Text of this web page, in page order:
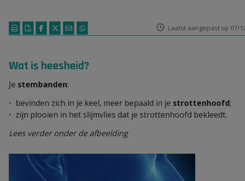
Laatst aangepast op 07/
Wat is heesheid?
Je stembanden:
bevinden zich in je keel, meer bepaald in je strottenhoofd;
zijn plooien in het slijmvlies dat je strottenhoofd bekleedt.
Lees verder onder de afbeelding